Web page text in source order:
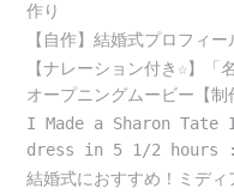
作り
【自作】結婚式プロフ
【ナレーション付き☆】「
オープニングムービー【制
I Made a Sharon Tate
dress in 5 1/2 hours
結婚式におすすめ！ミデ